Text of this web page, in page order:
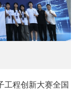
工程创新大赛全国